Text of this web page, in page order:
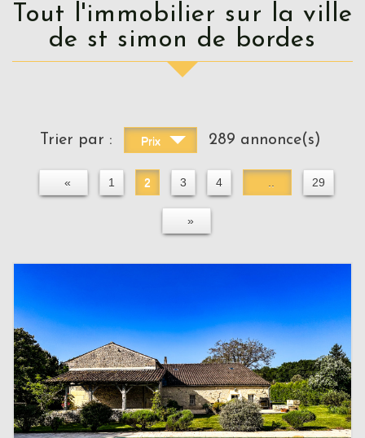
Tout l'immobilier sur la ville
de st simon de bordes
Trier par : Prix 289 annonce(s)
« 1 2 3 4 .. 29
»